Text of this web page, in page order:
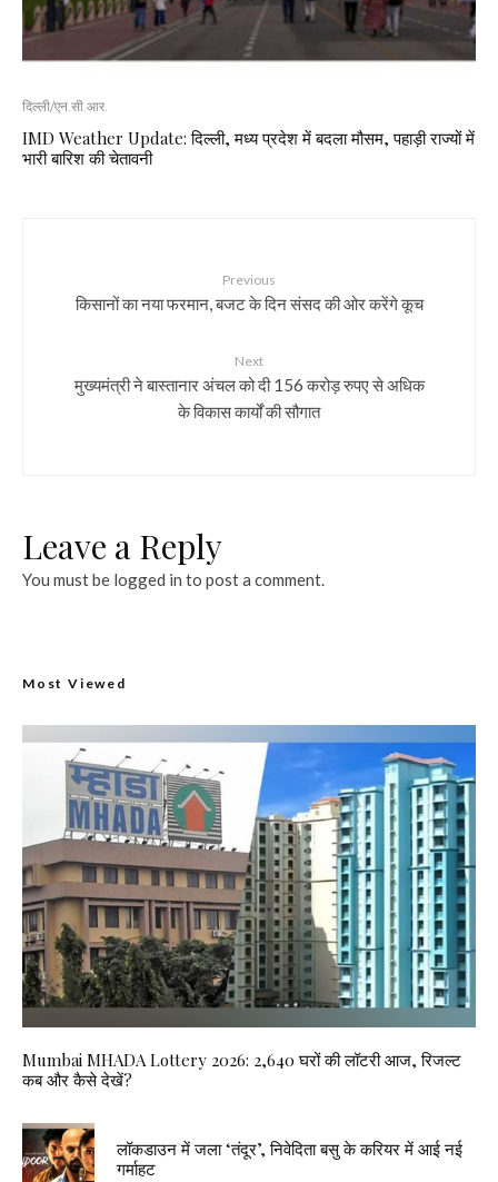
दिल्ली/एन.सी.आर.
IMD Weather Update: दिल्ली, मध्य प्रदेश में बदला मौसम, पहाड़ी राज्यों में
भारी बारिश की चेतावनी
Previous
किसानों का नया फरमान, बजट के दिन संसद की ओर करेंगे कूच
Next
मुख्यमंत्री ने बास्तानार अंचल को दी 156 करोड़ रुपए से अधिक
के विकास कार्यों की सौगात
Leave a Reply
You must be logged in to post a comment.
Most Viewed
Mumbai MHADA Lottery 2026: 2,640 घरों की लॉटरी आज, रिजल्ट
कब और कैसे देखें?
लॉकडाउन में जला ‘तंदूर’, निवेदिता बसु के करियर में आई नई
गर्माहट